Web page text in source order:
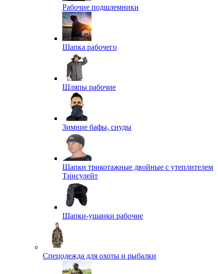
Рабочие подшлемники
Шапка рабочего
Шляпы рабочие
Зимние бафы, снуды
Шапки трикотажные двойные с утеплителем
Тинсулейт
Шапки-ушанки рабочие
Спецодежда для охоты и рыбалки